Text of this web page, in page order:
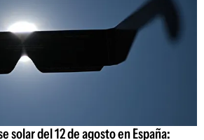
solar del 12 de agosto en España: